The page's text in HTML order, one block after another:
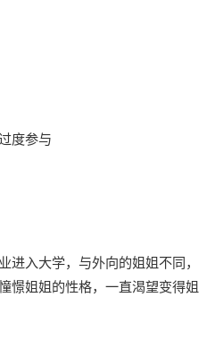
度参与
进入大学，与外向的姐姐不同，
憬姐姐的性格，一直渴望变得姐